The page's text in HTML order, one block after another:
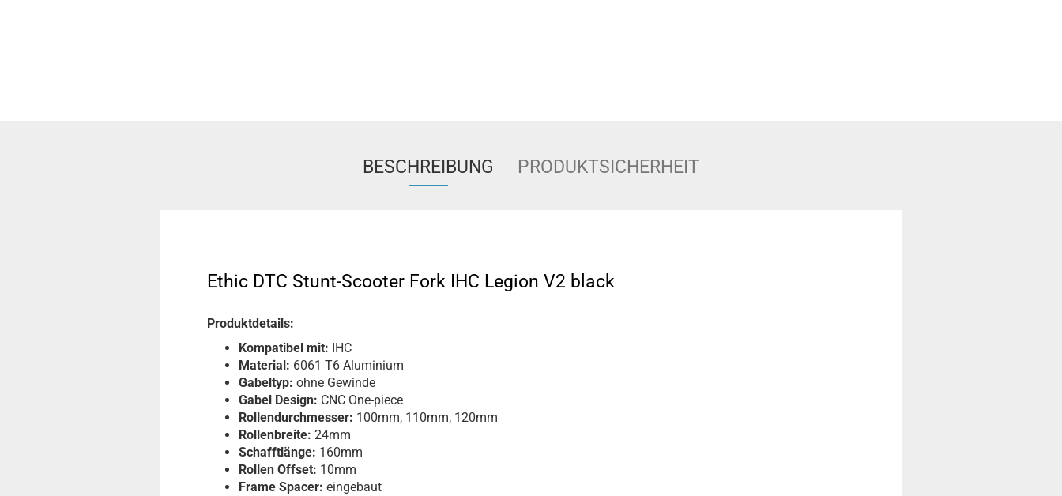
BESCHREIBUNG PRODUKTSICHERHEIT
Ethic DTC Stunt-Scooter Fork IHC Legion V2 black
Produktdetails:
Kompatibel mit: IHC
Material: 6061 T6 Aluminium
Gabeltyp: ohne Gewinde
Gabel Design: CNC One-piece
Rollendurchmesser: 100mm, 110mm, 120mm
Rollenbreite: 24mm
Schafftlänge: 160mm
Rollen Offset: 10mm
Frame Spacer: eingebaut